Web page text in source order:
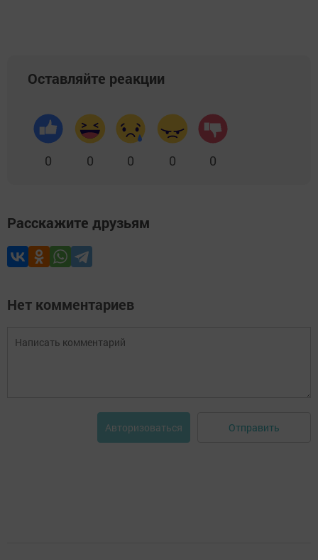
Оставляйте реакции
0 0 0 0 0
Расскажите друзьям
Нет комментариев
Авторизоваться Отправить